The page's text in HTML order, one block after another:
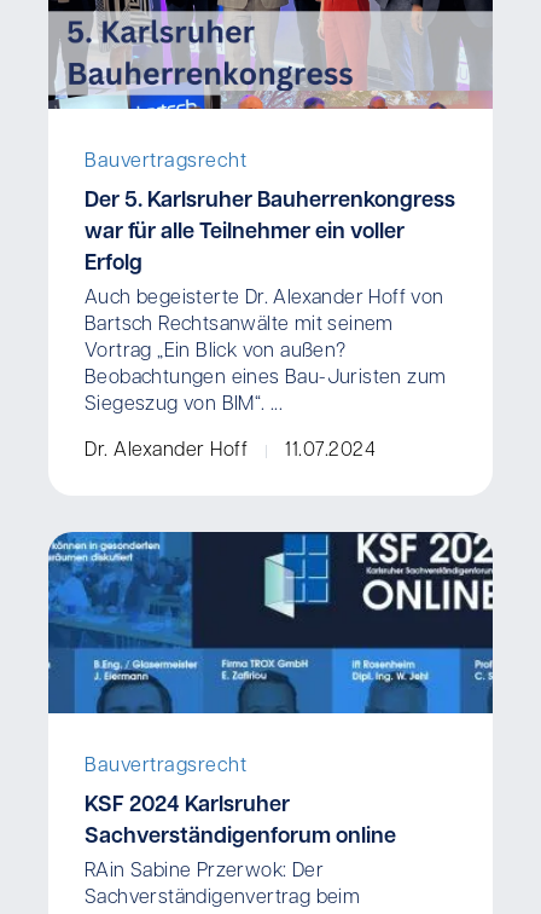
Bauvertragsrecht
Der 5. Karlsruher Bauherrenkongress
war für alle Teilnehmer ein voller
Erfolg
Auch begeisterte Dr. Alexander Hoff von
Bartsch Rechtsanwälte mit seinem
Vortrag „Ein Blick von außen?
Beobachtungen eines Bau-Juristen zum
Siegeszug von BIM“. ...
Dr. Alexander Hoff 11.07.2024
Bauvertragsrecht
KSF 2024 Karlsruher
Sachverständigenforum online
RAin Sabine Przerwok: Der
Sachverständigenvertrag beim